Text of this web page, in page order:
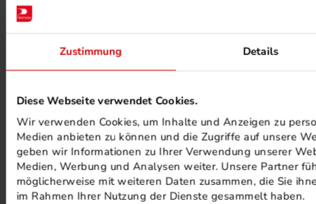
Zustimmung Details
Diese Webseite verwendet Cookies.
Wir verwenden Cookies, um Inhalte und Anzeigen zu
Medien anbieten zu können und die Zugriffe auf unsere
geben wir Informationen zu Ihrer Verwendung unserer
Medien, Werbung und Analysen weiter. Unsere Partner
möglicherweise mit weiteren Daten zusammen, die Sie
im Rahmen Ihrer Nutzung der Dienste gesammelt haben.
PHOTOVOLTAIK ANLAGEN